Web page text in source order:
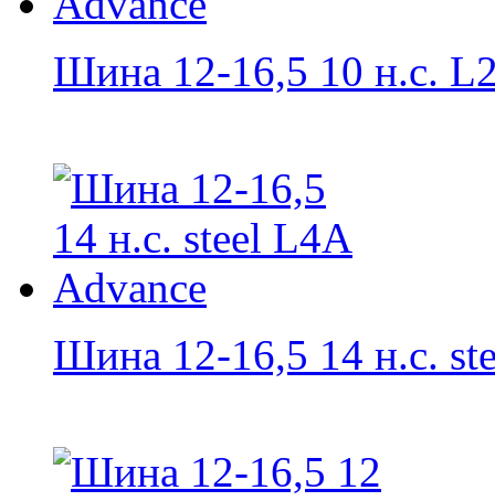
Шина 12-16,5 10 н.с.
Шина 12-16,5 14 н.с.